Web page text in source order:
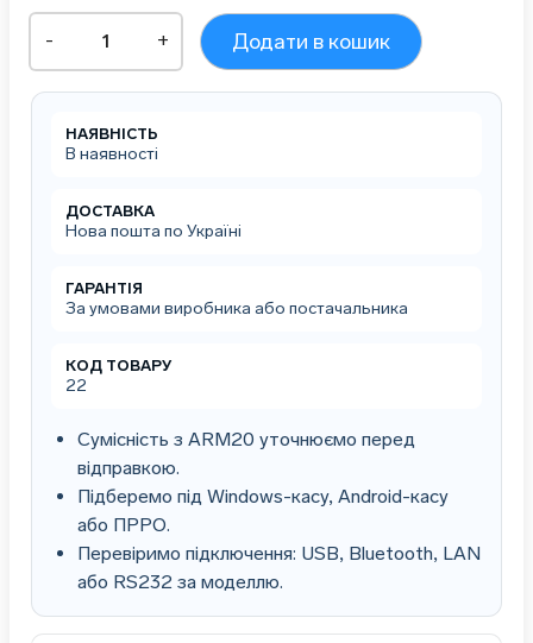
Шарнірний
кронштейн
для
монітора
горизонтом
кількість
- + Додати в кошик
НАЯВНІСТЬ
В наявності
ДОСТАВКА
Нова пошта по Україні
ГАРАНТІЯ
За умовами виробника або постачальника
КОД ТОВАРУ
22
Сумісність з ARM20 уточнюємо перед
відправкою.
Підберемо під Windows-касу, Android-касу
або ПРРО.
Перевіримо підключення: USB, Bluetooth, LAN
або RS232 за моделлю.